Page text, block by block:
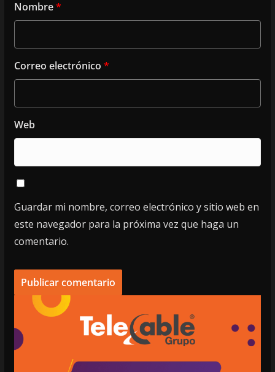
Nombre*
Correo electrónico *
Web
Guardar mi nombre, correo electrónico y sitio web en
este navegador para la próxima vez que haga un
comentario.